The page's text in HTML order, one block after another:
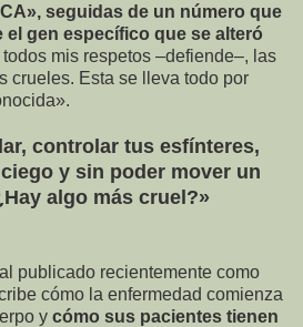
seguidas de un número que
el gen específico que se alteró
todos mis respetos –defiende–, las
crueles. Esta se lleva todo por
controlar tus esfínteres,
y sin poder mover un
algo más cruel?»
publicado recientemente como
cómo la enfermedad comienza
y cómo sus pacientes tienen